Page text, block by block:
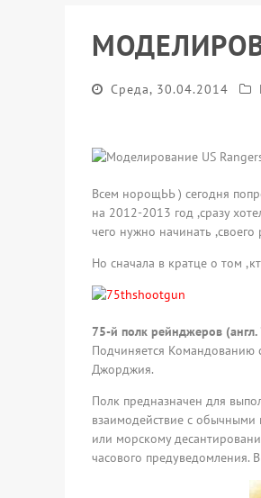
Среда, 30.04.2014
Всем норощЬЬ ) сегодня
на 2012-2013 год ,сразу
чего нужно начинать
Но сначала в кратце о том
75-й полк рейнджеров
Подчиняется Командованию
Джорджия.
Полк предназначен для
взаимодействие с обычными
или морскому
часового предуведомления.